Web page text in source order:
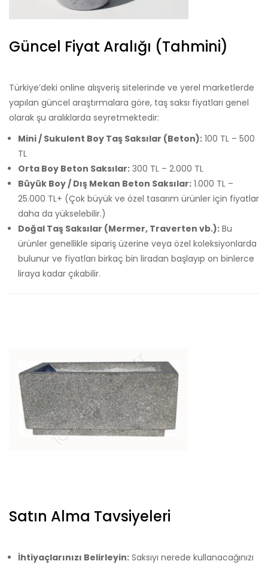
Güncel Fiyat Aralığı (Tahmini)
Türkiye’deki online alışveriş sitelerinde ve yerel marketlerde
yapılan güncel araştırmalara göre, taş saksı fiyatları genel
olarak şu aralıklarda seyretmektedir:
Mini / Sukulent Boy Taş Saksılar (Beton): 100 TL – 500
TL
Orta Boy Beton Saksılar: 300 TL – 2.000 TL
Büyük Boy / Dış Mekan Beton Saksılar: 1.000 TL –
25.000 TL+ (Çok büyük ve özel tasarım ürünler için fiyatlar
daha da yükselebilir.)
Doğal Taş Saksılar (Mermer, Traverten vb.): Bu
ürünler genellikle sipariş üzerine veya özel koleksiyonlarda
bulunur ve fiyatları birkaç bin liradan başlayıp on binlerce
liraya kadar çıkabilir.
Satın Alma Tavsiyeleri
İhtiyaçlarınızı Belirleyin: Saksıyı nerede kullanacağınızı